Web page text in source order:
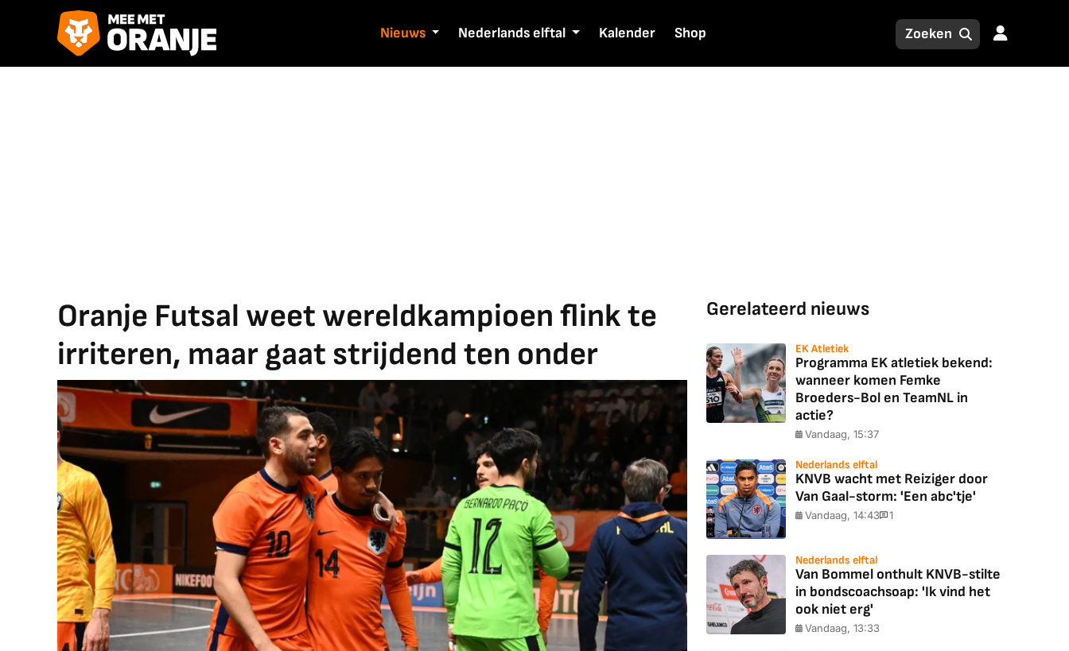
Nieuws Nederlands elftal Kalender Shop
Oranje Futsal weet wereldkampioen flink te
irriteren, maar gaat strijdend ten onder
Gerelateerd nieuws
EK Atletiek
Programma EK atletiek bekend:
wanneer komen Femke
Broeders-Bol en TeamNL in
actie?
Vandaag, 15:37
Nederlands elftal
KNVB wacht met Reiziger door
Van Gaal-storm: 'Een abc'tje'
Vandaag, 14:43 1
Nederlands elftal
Van Bommel onthult KNVB-stilte
in bondscoachsoap: 'Ik vind het
ook niet erg'
Vandaag, 13:33